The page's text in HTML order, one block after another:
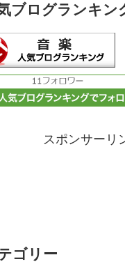
ブログランキン
スポンサーリ
ゴリー